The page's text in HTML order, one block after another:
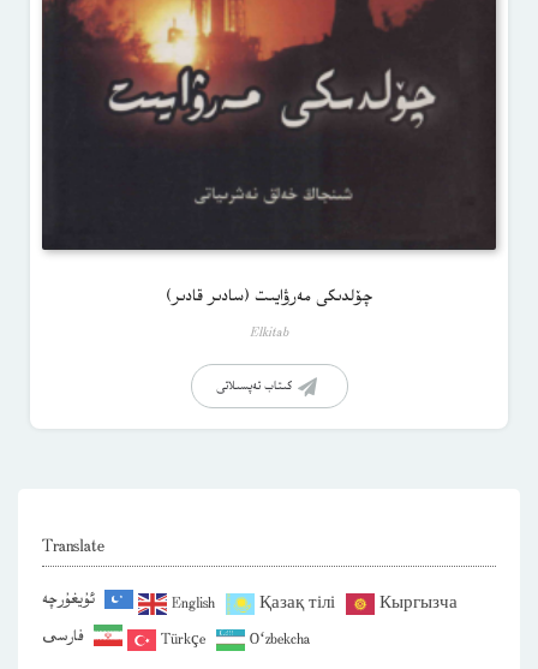
چۆلدىكى مەرۋايىت (سادىر قادىر)
Elkitab
كىتاب تەپسىلاتى
Translate
ئۇيغۇرچە English Қазақ тілі
Кыргызча
فارسی
Türkçe O‘zbekcha